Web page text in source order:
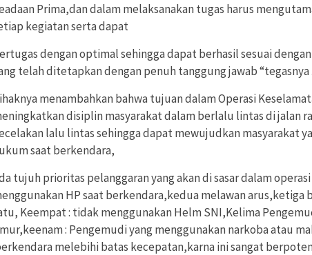
Prima,dan dalam melaksanakan tugas harus
kegiatan ‎serta dapat
dengan optimal sehingga dapat berhasil sesuai
telah ditetapkan dengan penuh tanggung jawab “tegasnya
menambahkan bahwa tujuan dalam Operasi
disiplin masyarakat dalam berlalu lintas di jalan
lalu lintas sehingga dapat mewujudkan masyarakat
saat berkendara,
tujuh prioritas pelanggaran yang akan di sasar dalam
HP saat berkendara,‎kedua melawan arus,ketiga
Keempat : tidak menggunakan Helm SNI,Kelima
: Pengemudi yang menggunakan narkoba atau
melebihi batas kecepatan,karna ini sangat